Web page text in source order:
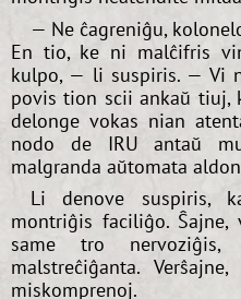
— Ne ĉagreniĝu,
En tio, ke ni malĉifris
kulpo, — li suspiris. — Vi
povis tion scii ankaŭ tiuj,
delonge vokas nian
nodo de IRU antaŭ
malgranda aŭtomata
Li denove suspiris,
montriĝis faciliĝo.
same tro
malstreĉiĝanta.
miskomprenoj.